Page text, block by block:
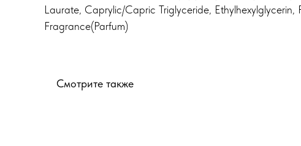
Laurate, Caprylic/Capric Triglyceride,
Fragrance(Parfum)
Смотрите также